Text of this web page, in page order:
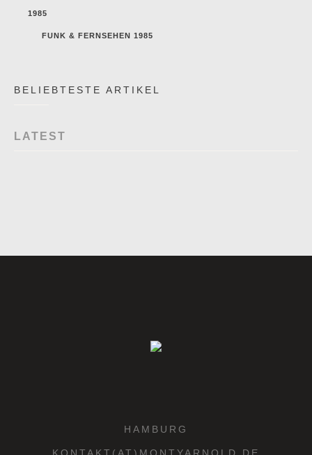
1985
FUNK & FERNSEHEN 1985
BELIEBTESTE ARTIKEL
LATEST
HAMBURG
KONTAKT(AT)MONTYARNOLD.DE